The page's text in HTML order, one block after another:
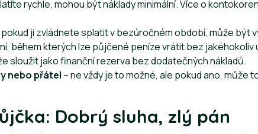
rychle, mohou být náklady minimální. Více o
pokud ji zvládnete splatit v bezúročném období, může být
během kterých lze půjčené peníze vrátit bez jakéhokoliv
sloužit jako finanční rezerva bez dodatečných nákladů.
nebo přátel – ne vždy je to možné, ale pokud ano, může
Dobrý sluha, zlý pán